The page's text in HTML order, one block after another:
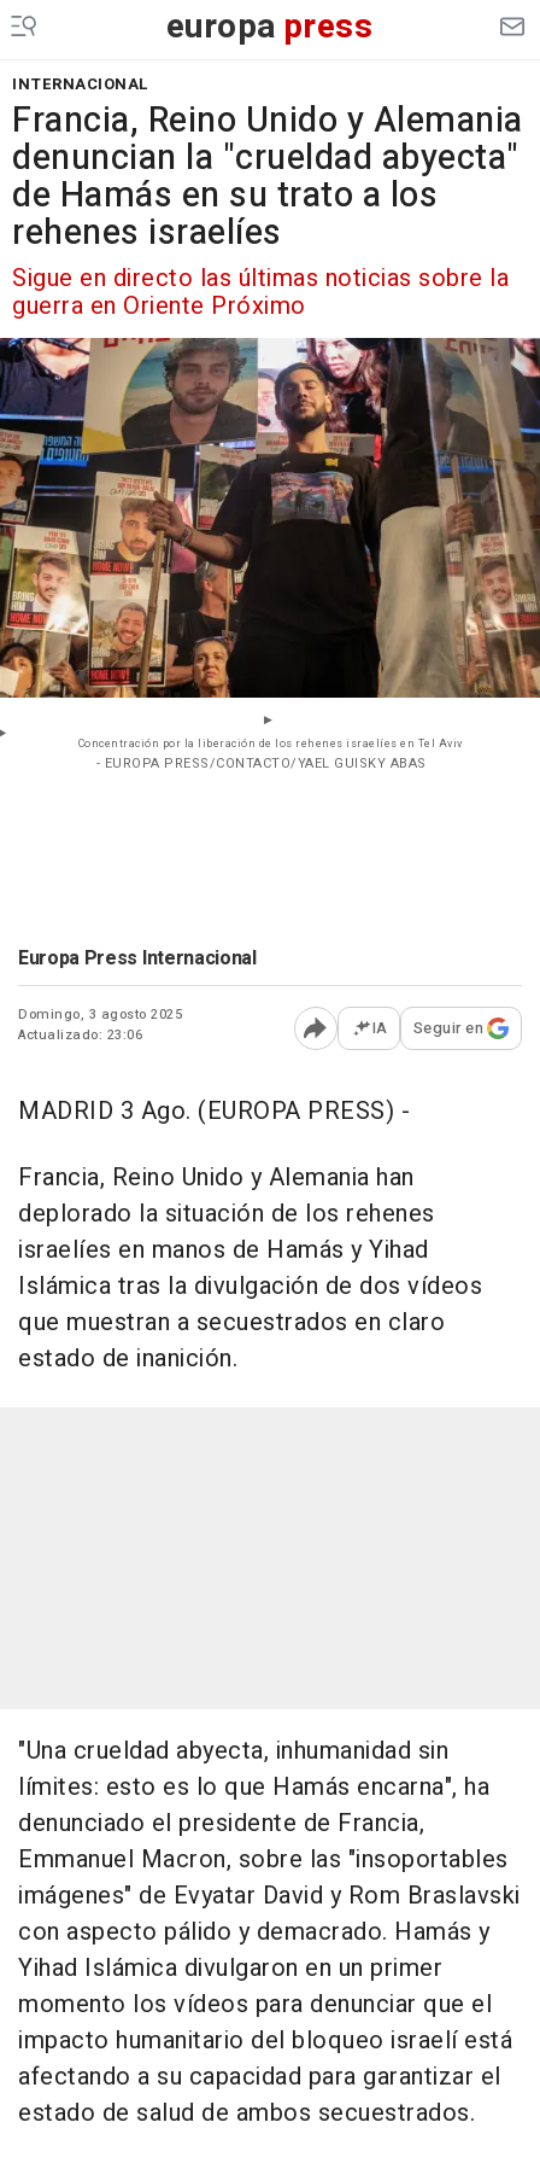
europa press
INTERNACIONAL
Francia, Reino Unido y Alemania
denuncian la "crueldad abyecta"
de Hamás en su trato a los
rehenes israelíes
Sigue en directo las últimas noticias sobre la
guerra en Oriente Próximo
Concentración por la liberación de los rehenes israelíes en Tel Aviv
- EUROPA PRESS/CONTACTO/YAEL GUISKY ABAS
Europa Press Internacional
Domingo, 3 agosto 2025
Actualizado: 23:06
Abrir opciones para
IA Seguir en
MADRID 3 Ago. (EUROPA PRESS) -
Francia, Reino Unido y Alemania han
deplorado la situación de los rehenes
israelíes en manos de Hamás y Yihad
Islámica tras la divulgación de dos vídeos
que muestran a secuestrados en claro
estado de inanición.
"Una crueldad abyecta, inhumanidad sin
límites: esto es lo que Hamás encarna", ha
denunciado el presidente de Francia,
Emmanuel Macron, sobre las "insoportables
imágenes" de Evyatar David y Rom Braslavski
con aspecto pálido y demacrado. Hamás y
Yihad Islámica divulgaron en un primer
momento los vídeos para denunciar que el
impacto humanitario del bloqueo israelí está
afectando a su capacidad para garantizar el
estado de salud de ambos secuestrados.